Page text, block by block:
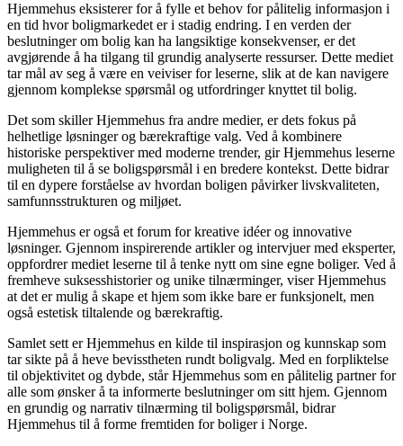
Hjemmehus eksisterer for å fylle et behov for pålitelig informasjon i
en tid hvor boligmarkedet er i stadig endring. I en verden der
beslutninger om bolig kan ha langsiktige konsekvenser, er det
avgjørende å ha tilgang til grundig analyserte ressurser. Dette mediet
tar mål av seg å være en veiviser for leserne, slik at de kan navigere
gjennom komplekse spørsmål og utfordringer knyttet til bolig.
Det som skiller Hjemmehus fra andre medier, er dets fokus på
helhetlige løsninger og bærekraftige valg. Ved å kombinere
historiske perspektiver med moderne trender, gir Hjemmehus leserne
muligheten til å se boligspørsmål i en bredere kontekst. Dette bidrar
til en dypere forståelse av hvordan boligen påvirker livskvaliteten,
samfunnsstrukturen og miljøet.
Hjemmehus er også et forum for kreative idéer og innovative
løsninger. Gjennom inspirerende artikler og intervjuer med eksperter,
oppfordrer mediet leserne til å tenke nytt om sine egne boliger. Ved å
fremheve suksesshistorier og unike tilnærminger, viser Hjemmehus
at det er mulig å skape et hjem som ikke bare er funksjonelt, men
også estetisk tiltalende og bærekraftig.
Samlet sett er Hjemmehus en kilde til inspirasjon og kunnskap som
tar sikte på å heve bevisstheten rundt boligvalg. Med en forpliktelse
til objektivitet og dybde, står Hjemmehus som en pålitelig partner for
alle som ønsker å ta informerte beslutninger om sitt hjem. Gjennom
en grundig og narrativ tilnærming til boligspørsmål, bidrar
Hjemmehus til å forme fremtiden for boliger i Norge.